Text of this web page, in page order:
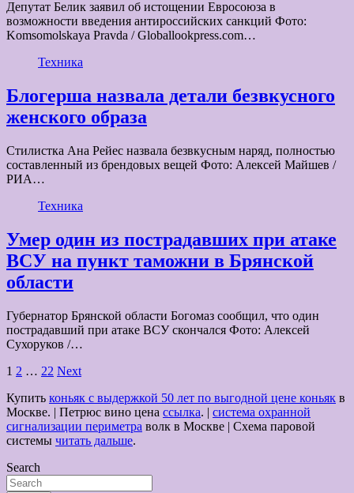
Депутат Белик заявил об истощении Евросоюза в
возможности введения антироссийских санкций Фото:
Komsomolskaya Pravda / Globallookpress.com…
Техника
Блогерша назвала детали безвкусного
женского образа
Стилистка Ана Рейес назвала безвкусным наряд, полностью
составленный из брендовых вещей Фото: Алексей Майшев /
РИА…
Техника
Умер один из пострадавших при атаке
ВСУ на пункт таможни в Брянской
области
Губернатор Брянской области Богомаз сообщил, что один
пострадавший при атаке ВСУ скончался Фото: Алексей
Сухоруков /…
Пагинация
записей
1 2 … 22 Next
Купить коньяк с выдержкой 50 лет по выгодной цене коньяк в
Москве. | Петрюс вино цена ссылка. | система охранной
сигнализации периметра волк в Москве | Схема паровой
системы читать дальше.
Search